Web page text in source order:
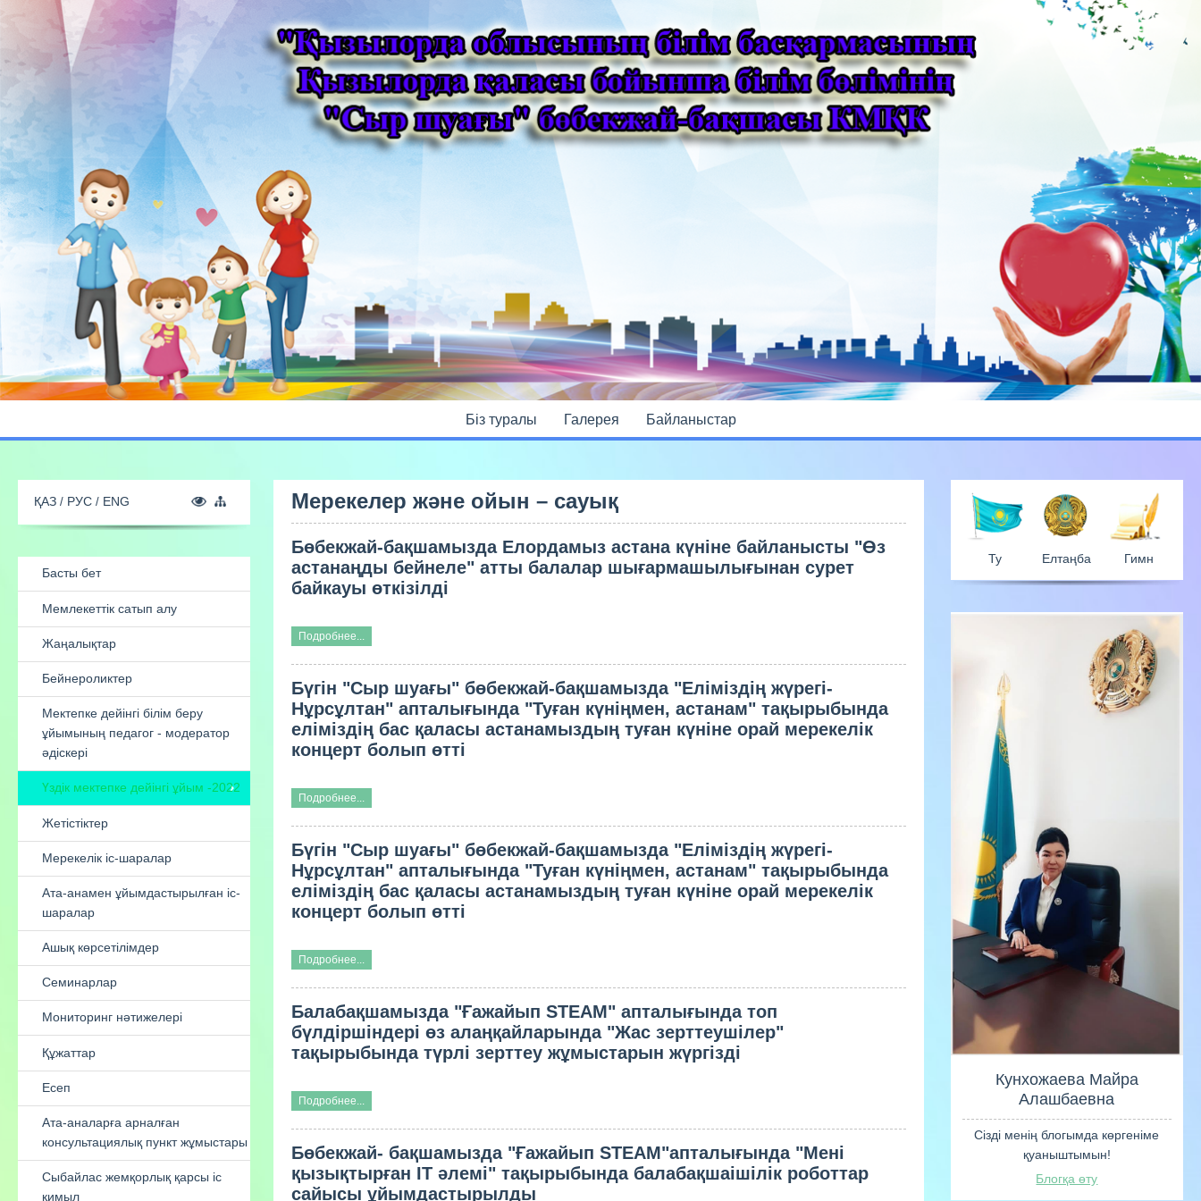
Бiз туралы Галерея Байланыстар
ҚАЗ РУС ENG
Басты бет
Мемлекеттік сатып алу
Жаңалықтар
Бейнероликтер
Мектепке дейінгі білім беру
Үздік мектепке дейінгі ұйым -2022
Жетістіктер
Мерекелік іс-шаралар
Ата-анамен ұйымдастырылған іс-
шаралар
Ашық көрсетілімдер
Семинарлар
Мониторинг нәтижелері
Құжаттар
Мерекелер және ойын – сауық
Бөбекжай-бақшамызда Елордамыз астана күніне байланысты "Өз
астанаңды бейнеле" атты балалар шығармашылығынан сурет
байкауы өткізілді
Подробнее...
Бүгін "Сыр шуағы" бөбекжай-бақшамызда "Еліміздің жүрегі-
Нұрсұлтан" апталығында "Туған күніңмен, астанам" тақырыбында
еліміздің бас қаласы астанамыздың туған күніне орай мерекелік
концерт болып өтті
Подробнее...
Бүгін "Сыр шуағы" бөбекжай-бақшамызда "Еліміздің жүрегі-
Нұрсұлтан" апталығында "Туған күніңмен, астанам" тақырыбында
еліміздің бас қаласы астанамыздың туған күніне орай мерекелік
концерт болып өтті
Подробнее...
Балабақшамызда "Ғажайып STEAM" апталығында топ
бүлдіршіндері өз алаңқайларында "Жас зерттеушілер"
тақырыбында түрлі зерттеу жұмыстарын жүргізді
Подробнее...
Бөбекжай- бақшамызда "Ғажайып STEAM"апталығында "Мені
қызықтырған IT әлемі" тақырыбында балабақшаішілік роботтар
сайысы ұйымдастырылды